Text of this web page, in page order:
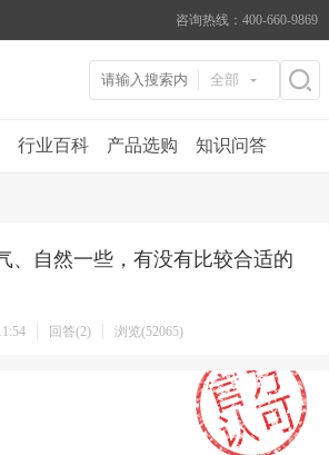
咨询热线：400-660-9869
全部
行业百科 产品选购 知识问答
、自然一些，有没有比较合适的
回答(2) 浏览(52065)